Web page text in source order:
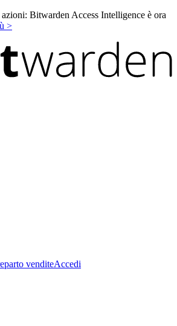
Bitwarden Access Intelligence è ora
>
venditeAccedi